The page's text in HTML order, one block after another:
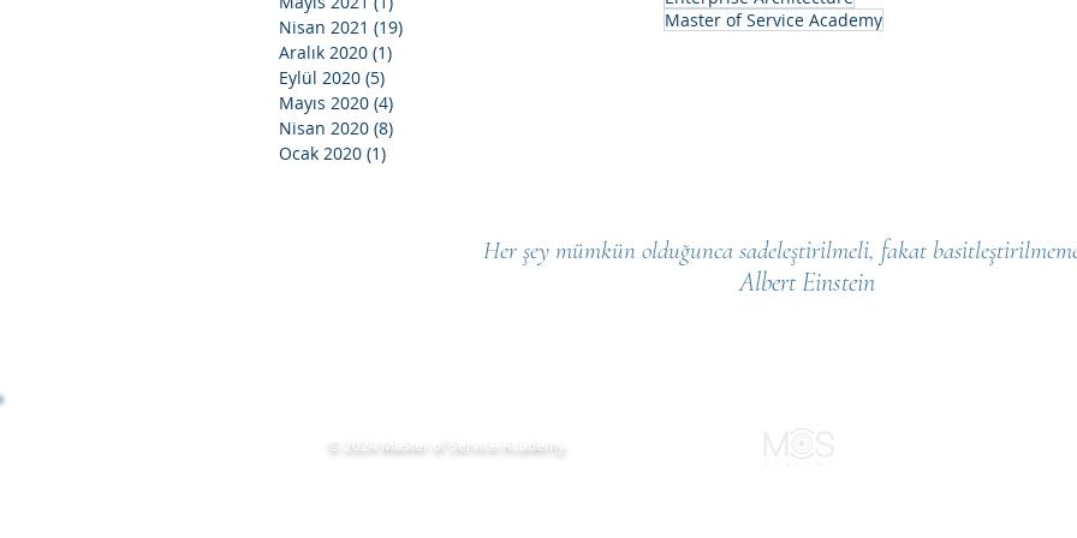
Nisan 2021 (19)
Aralık 2020 (1)
Eylül 2020 (5)
Mayıs 2020 (4)
Nisan 2020 (8)
Ocak 2020 (1)
Master of Service Academy
Her şey mümkün olduğunca sadeleştirilmeli, fakat
Albert Einstein
© 2024 Master of Service Academy.